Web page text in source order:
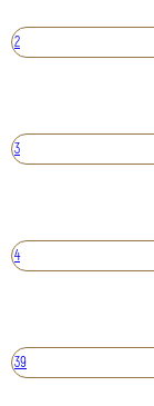
2
3
4
39